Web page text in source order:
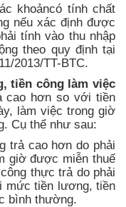
khoảncó tính chất
nếu xác định được
tính vào thu nhập
theo quy định tại
2013/TT-BTC.
tiền công làm việc
cao hơn so với tiền
làm việc trong giờ
Cụ thể như sau:
trả cao hơn do phải
giờ được miễn thuế
thực trả do phải
mức tiền lương, tiền
bình thường.